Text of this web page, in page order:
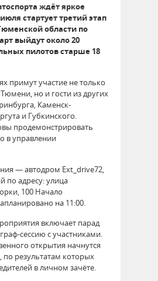
ждёт яркое
стартует третий этап
области по
выйдут около 20
пилотов старше 18
примут участие не только
но и гости из других
Каменск-
и Губкинского.
продемонстрировать
в управлении
— автодром Ext_drive72,
по адресу: улица
100 Начало
на 11:00.
включает парад
сессию с участниками.
открытия начнутся
по результатам которых
в личном зачёте.